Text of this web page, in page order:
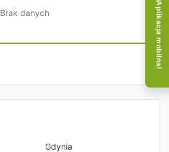
Brak danych
Gdynia
Aplikacja mobilna!